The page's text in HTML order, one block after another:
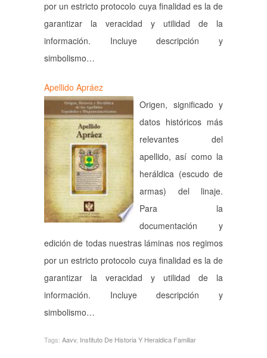
por un estricto protocolo cuya finalidad es la de
garantizar la veracidad y utilidad de la
información. Incluye descripción y
simbolismo…
Apellido Apráez
Origen, significado y
datos históricos más
relevantes del
apellido, así como la
heráldica (escudo de
armas) del linaje.
Para la
documentación y
edición de todas nuestras láminas nos regimos
por un estricto protocolo cuya finalidad es la de
garantizar la veracidad y utilidad de la
información. Incluye descripción y
simbolismo…
Tags: Aavv Instituto De Historia Y Heraldica Familiar